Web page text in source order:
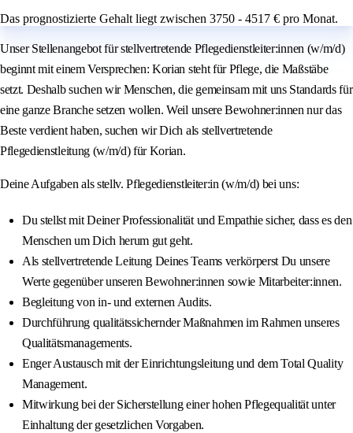
Das prognostizierte Gehalt liegt zwischen 3750 - 4517 € pro Monat.
Unser Stellenangebot für stellvertretende Pflegedienstleiter:innen (w/m/d)
beginnt mit einem Versprechen: Korian steht für Pflege, die Maßstäbe
setzt. Deshalb suchen wir Menschen, die gemeinsam mit uns Standards für
eine ganze Branche setzen wollen. Weil unsere Bewohner:innen nur das
Beste verdient haben, suchen wir Dich als stellvertretende
Pflegedienstleitung (w/m/d) für Korian.
Deine Aufgaben als stellv. Pflegedienstleiter:in (w/m/d) bei uns:
Du stellst mit Deiner Professionalität und Empathie sicher, dass es den
Menschen um Dich herum gut geht.
Als stellvertretende Leitung Deines Teams verkörperst Du unsere
Werte gegenüber unseren Bewohner:innen sowie Mitarbeiter:innen.
Begleitung von in- und externen Audits.
Durchführung qualitätssichernder Maßnahmen im Rahmen unseres
Qualitätsmanagements.
Enger Austausch mit der Einrichtungsleitung und dem Total Quality
Management.
Mitwirkung bei der Sicherstellung einer hohen Pflegequalität unter
Einhaltung der gesetzlichen Vorgaben.